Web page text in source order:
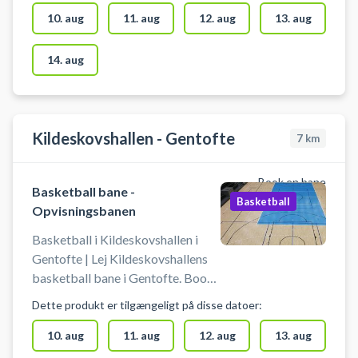
basketballbaner klar til booking -
centralt i København hos DGI
Byen. DGI Byen på Tietgensgade
65, 1704 København V, byder
udover leje af mindre basketbaner
stor basketball- eller
10. aug 11. aug 12. aug 13. aug
14. aug
Kildeskovshallen - Gentofte 7 km
Book en bane
Basketball bane -
Opvisningsbanen
Basketball i Kildeskovshallen i
Gentofte | Lej Kildeskovshallens
basketball bane i Gentofte. Book
(40x20meter) og spil basket på
opvisningsbanen i
Kildeskovshallen beliggende på
Basketball
Dette produkt er tilgængeligt på disse datoer:
10. aug 11. aug 12. aug 13. aug